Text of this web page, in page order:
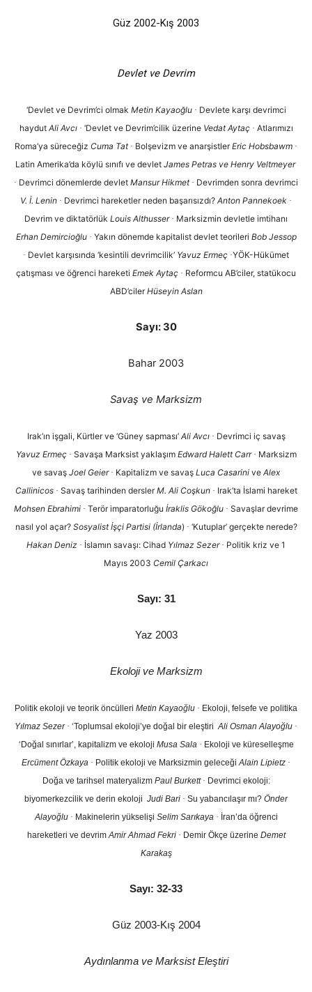
Güz 2002-Kış 2003
Devlet ve Devrim
‘Devlet ve Devrim’ci olmak Metin Kayaoğlu · Devlete karşı devrimci
haydut Ali Avcı · ‘Devlet ve Devrim’cilik üzerine Vedat Aytaç · Atlarımızı
Roma’ya süreceğiz Cuma Tat · Bolşevizm ve anarşistlerEric Hobsbawm ·
Latin Amerika’da köylü sınıfı ve devlet James Petras ve Henry Veltmeyer
· Devrimci dönemlerde devlet Mansur Hikmet · Devrimden sonra devrimci
V. İ. Lenin · Devrimci hareketler neden başarısızdı? Anton Pannekoek ·
Devrim ve diktatörlük Louis Althusser · Marksizmin devletle imtihanı
Erhan Demircioğlu · Yakın dönemde kapitalist devlet teorileri Bob Jessop
· Devlet karşısında ‘kesintili devrimcilik’ Yavuz Ermeç ·YÖK-Hükümet
çatışması ve öğrenci hareketi Emek Aytaç · Reformcu AB’ciler, statükocu
ABD’cilerHüseyin Aslan
Sayı: 30
Bahar 2003
Savaş ve Marksizm
Irak’ın işgali, Kürtler ve ‘Güney sapması’ Ali Avcı · Devrimci iç savaş
Yavuz Ermeç · Savaşa Marksist yaklaşım Edward Halett Carr · Marksizm
ve savaş Joel Geier · Kapitalizm ve savaş Luca Casarini ve Alex
Callinicos · Savaş tarihinden derslerM. Ali Coşkun · Irak’ta İslami hareket
Mohsen Ebrahimi · Terör imparatorluğu İraklis Gökoğlu · Savaşlar devrime
nasıl yol açar? Sosyalist İşçi Partisi (İrlanda) · ‘Kutuplar’ gerçekte nerede?
Hakan Deniz · İslamın savaşı: Cihad Yılmaz Sezer · Politik kriz ve 1
Mayıs 2003 Cemil Çarkacı
Sayı: 31
Yaz 2003
Ekoloji ve Marksizm
Politik ekoloji ve teorik öncülleri Metin Kayaoğlu · Ekoloji, felsefe ve politika
Yılmaz Sezer · ‘Toplumsal ekoloji’ye doğal bir eleştiriAli Osman Alayoğlu ·
‘Doğal sınırlar’, kapitalizm ve ekoloji Musa Sala · Ekoloji ve küreselleşme
Ercüment Özkaya · Politik ekoloji ve Marksizmin geleceğiAlain Lipietz ·
Doğa ve tarihsel materyalizm Paul Burkett · Devrimci ekoloji:
biyomerkezcilik ve derin ekoloji Judi Bari · Su yabancılaşır mı? Önder
Alayoğlu · Makinelerin yükselişi Selim Sarıkaya · İran’da öğrenci
hareketleri ve devrimAmir Ahmad Fekri · Demir Ökçe üzerine Demet
Karakaş
Sayı: 32-33
Güz 2003-Kış 2004
Aydınlanma ve Marksist Eleştiri